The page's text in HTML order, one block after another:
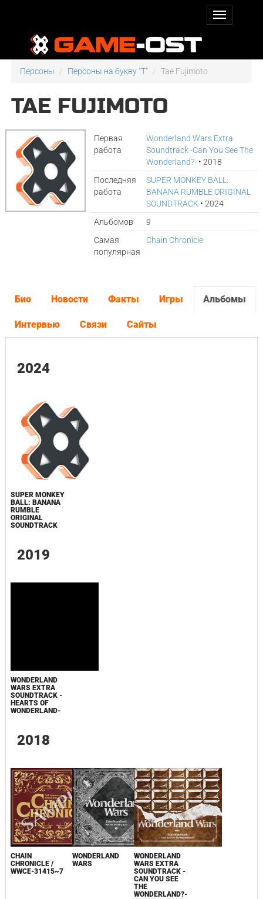
Персоны Персоны на букву "T" Tae Fujimoto
TAE FUJIMOTO
Первая
работа
Wonderland Wars Extra
Soundtrack -Can You See The
Wonderland?- • 2018
Последняя
работа
SUPER MONKEY BALL:
BANANA RUMBLE ORIGINAL
SOUNDTRACK • 2024
Альбомов
9
Самая
популярная
Chain Chronicle
Био Новости Факты Игры Альбомы
Интервью Связи Сайты
2024
SUPER MONKEY
BALL: BANANA
RUMBLE
ORIGINAL
SOUNDTRACK
2019
WONDERLAND
WARS EXTRA
SOUNDTRACK -
HEARTS OF
WONDERLAND-
2018
CHAIN
CHRONICLE /
WWCE-31415~7
WONDERLAND
WARS
WONDERLAND
WARS EXTRA
SOUNDTRACK -
CAN YOU SEE
THE
WONDERLAND?-